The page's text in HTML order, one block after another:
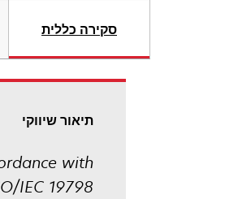
סקירה כללית
תיאור שיווקי
with
IEC 19798.